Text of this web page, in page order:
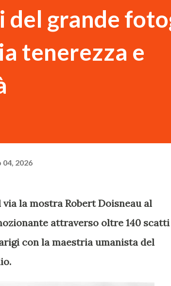
grande
tenerezza e
04, 2026
la mostra Robert Doisneau al
attraverso oltre 140 scatti
con la maestria umanista del